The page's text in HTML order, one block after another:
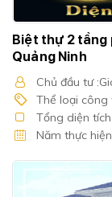
Biệt thự 2 tầng
Quảng Ninh
Chủ đầu tư
Thể loại công
Tổng diện
Năm thực